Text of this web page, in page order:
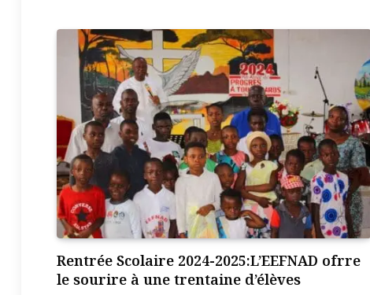
Rentrée Scolaire 2024-2025:L’EEFNAD ofrre
le sourire à une trentaine d’élèves